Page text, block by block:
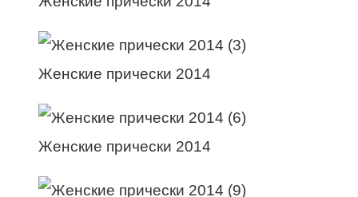
Женские прически 2014
Женские прически 2014